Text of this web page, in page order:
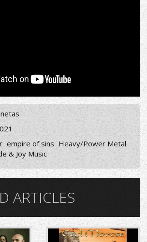
empire of sins Heavy/Power Metal
& Joy Music
ARTICLES